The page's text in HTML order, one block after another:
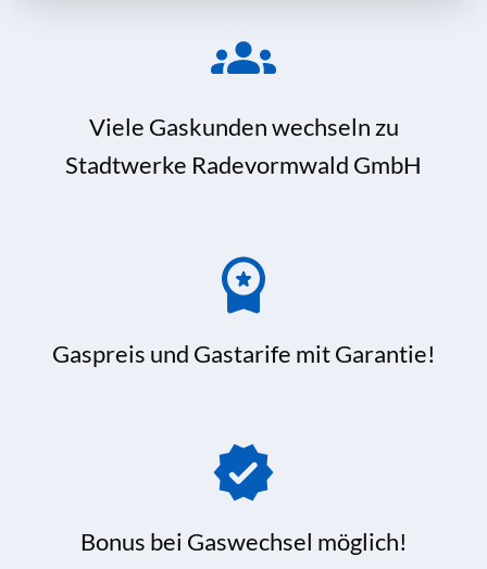
Viele Gaskunden wechseln zu
Stadtwerke Radevormwald GmbH
Gaspreis und Gastarife mit Garantie!
Bonus bei Gaswechsel möglich!